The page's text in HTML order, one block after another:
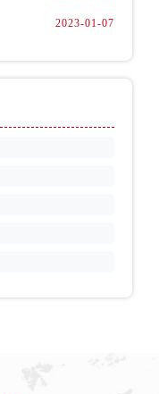
2023-01-07